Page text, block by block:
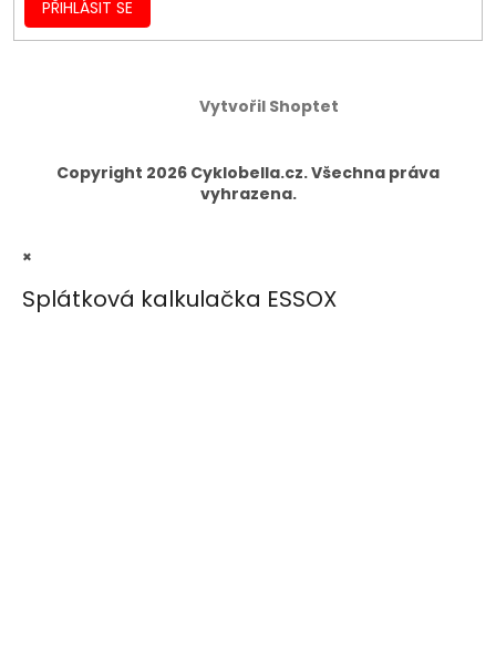
PŘIHLÁSIT SE
Vytvořil Shoptet
Copyright 2026 Cyklobella.cz. Všechna práva
vyhrazena.
×
Splátková kalkulačka ESSOX